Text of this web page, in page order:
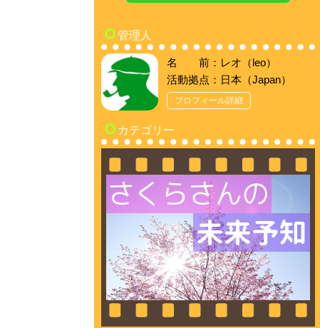
管理人
名 前：レオ（leo）
活動拠点：日本（Japan）
プロフィール詳細
カテゴリー